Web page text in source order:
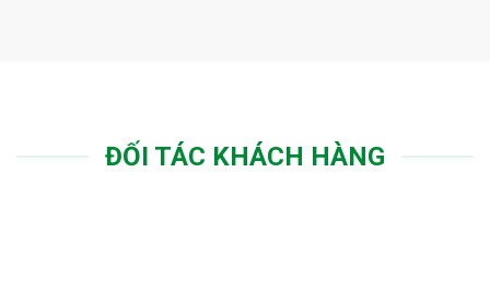
ĐỐI TÁC KHÁCH HÀNG